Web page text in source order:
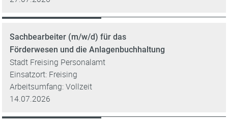
Sachbearbeiter (m/w/d) für das
Förderwesen und die Anlagenbuchhaltung
Stadt Freising Personalamt
Einsatzort: Freising
Arbeitsumfang: Vollzeit
14.07.2026